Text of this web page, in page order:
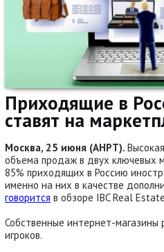
Приходящие в
ставят на
Москва, 25 июня (АНРТ).
объема продаж в двух ключевых
85% приходящих в Россию
именно на них в качестве
говорится в обзоре IBC Real
Собственные интернет-магазины
игроков.